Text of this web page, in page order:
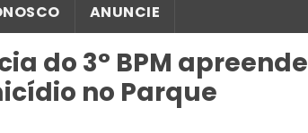
ANUNCIE
do 3° BPM apreende
no Parque